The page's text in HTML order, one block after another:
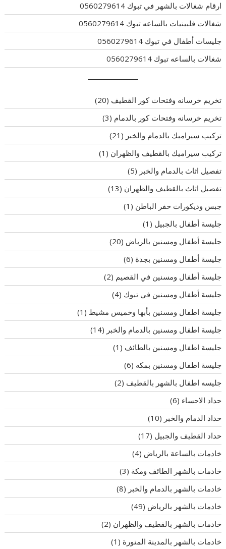
ارقام شغالات بالشهر في تبوك 0560279614
شغالات فلبينيات بالساعه تبوك 0560279614
جليسات أطفال في تبوك 0560279614
شغالات بالساعه تبوك 0560279614
تخريم خرسانه وفتحات كور القطيف (20)
تخريم خرسانه وفتحات كور بالدمام (3)
تركيب سيراميك بالدمام والخبر (21)
تركيب سيراميك بالقطيف والظهران (1)
تفصيل اثاث بالدمام والخبر (5)
تفصيل اثاث بالقطيف والظهران (13)
جبس وديكورات حفر الباطن (1)
جليسة أطفال بالجبيل (1)
جليسة أطفال ومسنين بالرياض (20)
جليسة أطفال ومسنين بجدة (6)
جليسة أطفال ومسنين في القصيم (2)
جليسة أطفال ومسنين في تبوك (4)
جليسة اطفال ومسنين بأبها وخميس مشيط (1)
جليسة اطفال ومسنين بالدمام والخبر (14)
جليسة اطفال ومسنين بالطائف (1)
جليسة اطفال ومسنين بمكه (6)
جليسه اطفال بالشهر بالقطيف (2)
حداد الاحساء (6)
حداد الدمام والخبر (10)
حداد القطيف والجبيل (17)
خادمات بالساعة بالرياض (4)
خادمات بالشهر الطائف ومكة (3)
خادمات بالشهر بالدمام والخبر (8)
خادمات بالشهر بالرياض (49)
خادمات بالشهر بالقطيف والظهران (2)
خادمات بالشهر بالمدينة المنورة (1)